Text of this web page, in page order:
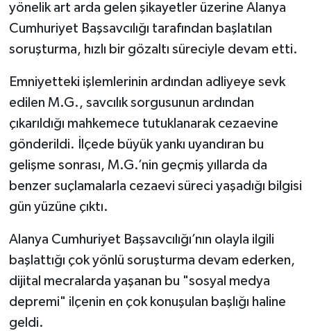
yönelik art arda gelen şikayetler üzerine Alanya
Cumhuriyet Başsavcılığı tarafından başlatılan
soruşturma, hızlı bir gözaltı süreciyle devam etti.
Emniyetteki işlemlerinin ardından adliyeye sevk
edilen M.G., savcılık sorgusunun ardından
çıkarıldığı mahkemece tutuklanarak cezaevine
gönderildi. İlçede büyük yankı uyandıran bu
gelişme sonrası, M.G.’nin geçmiş yıllarda da
benzer suçlamalarla cezaevi süreci yaşadığı bilgisi
gün yüzüne çıktı.
Alanya Cumhuriyet Başsavcılığı’nın olayla ilgili
başlattığı çok yönlü soruşturma devam ederken,
dijital mecralarda yaşanan bu "sosyal medya
depremi" ilçenin en çok konuşulan başlığı haline
geldi.